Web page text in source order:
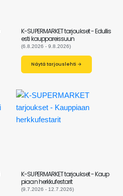
K-SUPERMARKET tarjoukset - Edullis
esti kauppareissuun
(6.8.2026 - 9.8.2026)
Näytä tarjouslehti →
K-SUPERMARKET tarjoukset - Kaup
piaan herkkufestarit
(9.7.2026 - 12.7.2026)